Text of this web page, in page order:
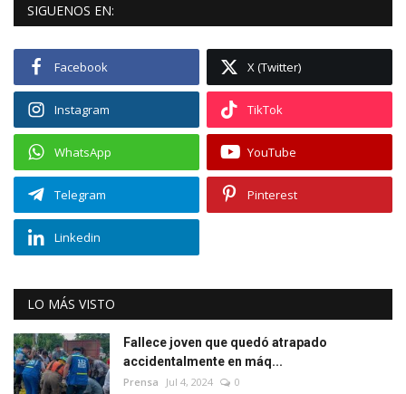
SIGUENOS EN:
Facebook X (Twitter)
Instagram TikTok
WhatsApp YouTube
Telegram Pinterest
Linkedin
LO MÁS VISTO
Fallece joven que quedó atrapado
accidentalmente en máq...
Prensa Jul 4, 2024 0